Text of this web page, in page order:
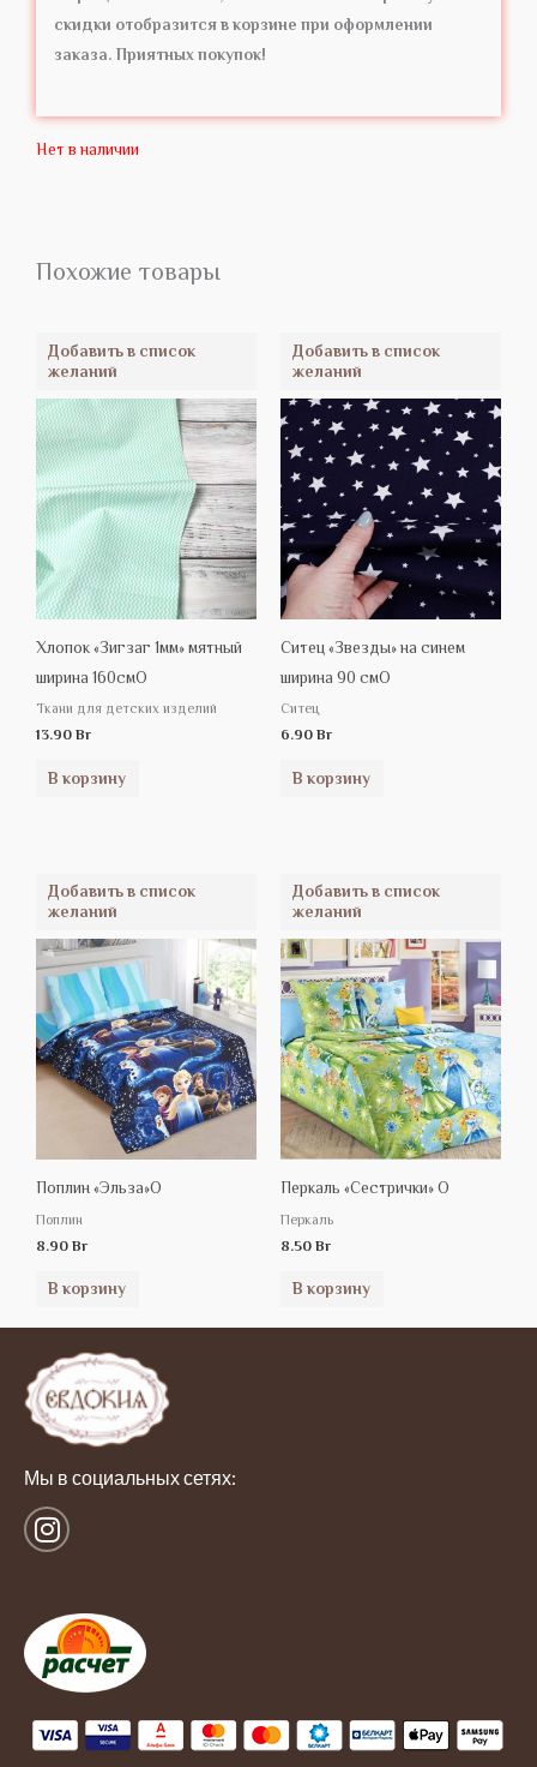
скидки отобразится в корзине при оформлении
заказа. Приятных покупок!
Нет в наличии
Похожие товары
Добавить в список
желаний
Хлопок «Зигзаг 1мм» мятный
ширина 160смО
Ткани для детских изделий
13.90 Br
В корзину
Добавить в список
желаний
Ситец «Звезды» на синем
ширина 90 смО
Ситец
6.90 Br
В корзину
Добавить в список
желаний
Поплин «Эльза»О
Поплин
8.90 Br
В корзину
Добавить в список
желаний
Перкаль «Сестрички» О
Перкаль
8.50 Br
В корзину
Мы в социальных сетях:
I
n
a
g
r
a
m